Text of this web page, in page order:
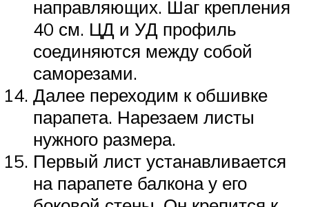
направляющих. Шаг крепления
40 см. ЦД и УД профиль
соединяются между собой
саморезами.
Далее переходим к обшивке
парапета. Нарезаем листы
нужного размера.
Первый лист устанавливается
на парапете балкона у его